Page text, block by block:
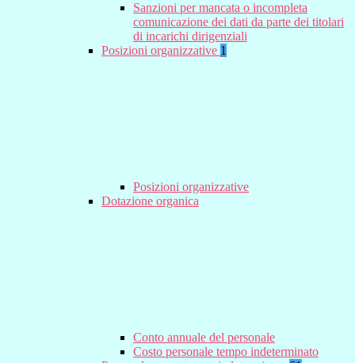
Sanzioni per mancata o incompleta
comunicazione dei dati da parte dei titolari
di incarichi dirigenziali
Posizioni organizzative 1
Posizioni organizzative
Dotazione organica
Conto annuale del personale
Costo personale tempo indeterminato